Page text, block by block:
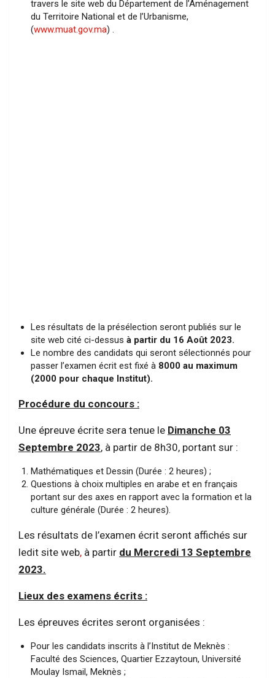
travers le site web du Département de l’Aménagement
du Territoire National et de l’Urbanisme,
(www.muat.gov.ma) .
Les résultats de la présélection seront publiés sur le
site web cité ci-dessus à partir du 16 Août 2023.
Le nombre des candidats qui seront sélectionnés pour
passer l’examen écrit est fixé à 8000 au maximum
(2000 pour chaque Institut).
Procédure du concours :
Une épreuve écrite sera tenue le Dimanche 03
Septembre 2023, à partir de 8h30, portant sur :
Mathématiques et Dessin (Durée : 2 heures) ;
Questions à choix multiples en arabe et en français
portant sur des axes en rapport avec la formation et la
culture générale (Durée : 2 heures).
Les résultats de l’examen écrit seront affichés sur
ledit site web, à partir du Mercredi 13 Septembre
2023.
Lieux des examens écrits :
Les épreuves écrites seront organisées :
Pour les candidats inscrits à l’Institut de Meknès :
Faculté des Sciences, Quartier Ezzaytoun, Université
Moulay Ismail, Meknès ;